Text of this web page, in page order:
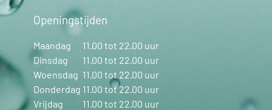
Openingstijden
Maandag
11.00 tot 22.00 uur
Dinsdag
11.00 tot 22.00 uur
Woensdag 11.00 tot 22.00 uur
Donderdag 11.00 tot 22.00 uur
Vrijdag
11.00 tot 22.00 uur